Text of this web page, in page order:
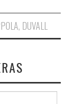
, DUVALL